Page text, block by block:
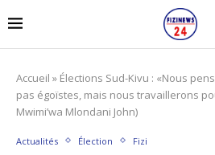
Accueil » Élections Sud-Kivu : «Nous
pas égoïstes, mais nous travaillerons
Mwimi’wa Mlondani John)
Actualités Élection Fizi